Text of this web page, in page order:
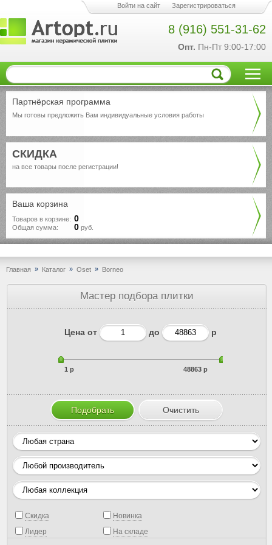
Войти на сайт Зарегистрироваться
8 (916) 551-31-62
Опт. Пн-Пт 9:00-17:00
Партнёрская программа
Мы готовы предложить Вам индивидуальные условия работы
СКИДКА
на все товары после регистрации!
Ваша корзина
Товаров в корзине: 0
Общая сумма: 0 руб.
Главная » Каталог » Oset » Borneo
Мастер подбора плитки
Цена от до р
1 р 48863 р
Скидка
Новинка
Лидер
На складе